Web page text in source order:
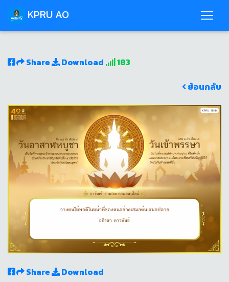
KPRU AO
Share Download
183
ย้อนกลับ
Share
Download